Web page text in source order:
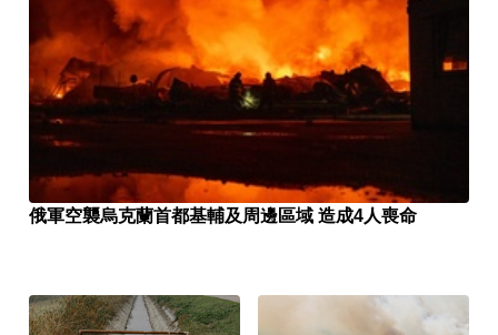
俄軍空襲烏克蘭首都基輔及周邊區域 造成4人喪命